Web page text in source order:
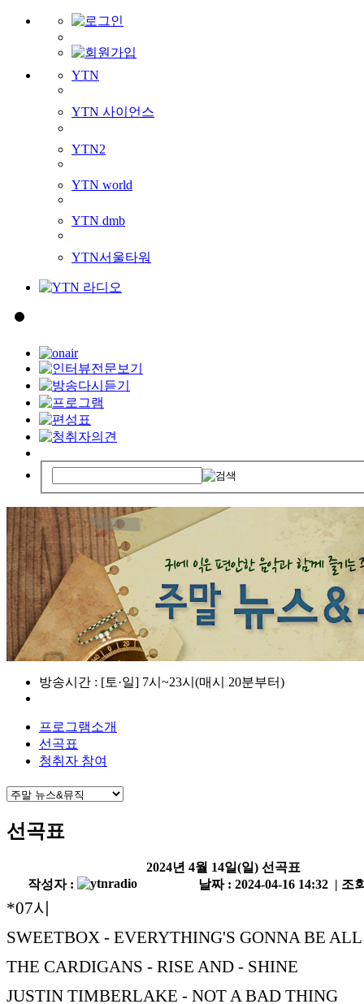
YTN
YTN 사이언스
YTN2
YTN world
YTN dmb
YTN서울타워
방송시간 : [토·일] 7시~23시(매시 20분부터)
프로그램소개
선곡표
청취자 참여
선곡표
2024년 4월 14일(일) 선곡표
작성자 :
날짜 : 2024-04-16 14:32 | 조
*07시
SWEETBOX - EVERYTHING'S GONNA BE
THE CARDIGANS - RISE AND - SHINE
JUSTIN TIMBERLAKE - NOT A BAD THING